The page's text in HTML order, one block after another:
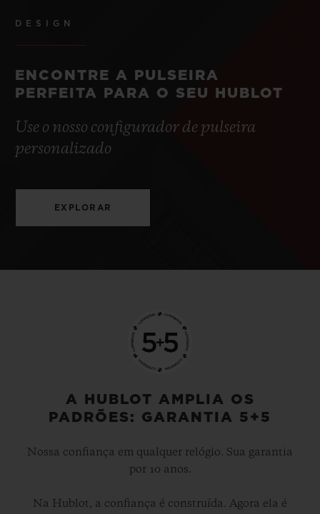
DESIGN
ENCONTRE A PULSEIRA
PERFEITA PARA O SEU HUBLOT
Use o nosso configurador de pulseira
personalizado
EXPLORAR
A HUBLOT AMPLIA OS
PADRÕES: GARANTIA 5+5
Nossa confiança em qualquer relógio. Sua garantia
por 10 anos.
Na Hublot, a confiança é construída. Agora ela é